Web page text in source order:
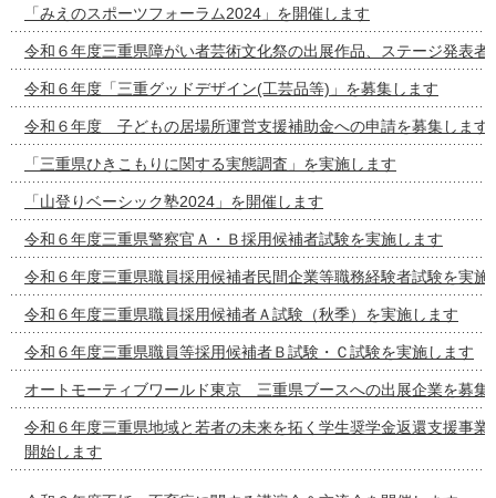
「みえのスポーツフォーラム2024」を開催します
令和６年度三重県障がい者芸術文化祭の出展作品、ステージ発表者
令和６年度「三重グッドデザイン(工芸品等)」を募集します
令和６年度 子どもの居場所運営支援補助金への申請を募集します
「三重県ひきこもりに関する実態調査」を実施します
「山登りベーシック塾2024」を開催します
令和６年度三重県警察官Ａ・Ｂ採用候補者試験を実施します
令和６年度三重県職員採用候補者民間企業等職務経験者試験を実施
令和６年度三重県職員採用候補者Ａ試験（秋季）を実施します
令和６年度三重県職員等採用候補者Ｂ試験・Ｃ試験を実施します
オートモーティブワールド東京 三重県ブースへの出展企業を募集
令和６年度三重県地域と若者の未来を拓く学生奨学金返還支援事業
開始します